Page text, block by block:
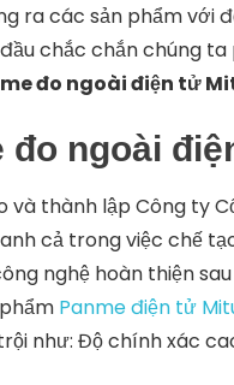
ra các sản phẩm với
chắc chắn chúng
đo ngoài điện tử
đo ngoài
và thành lập Công ty
cả trong việc chế
nghệ hoàn thiện
Panme điện tử
như: Độ chính xác